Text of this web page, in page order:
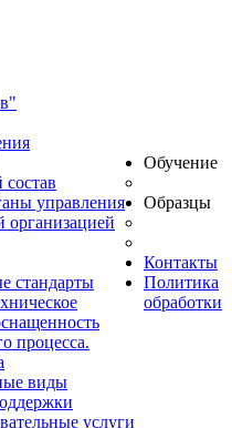
управления
организацией
стандарты
процесса.
виды
услуги
Обучение
Образцы
Контакты
Политика
обработки